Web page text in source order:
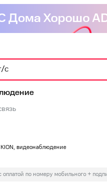
Дома Хорошо
с
KION, видеонаблюдение
оплатой по номеру мобильного +